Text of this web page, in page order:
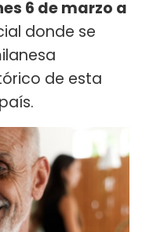
6 de marzo a
donde se
de esta